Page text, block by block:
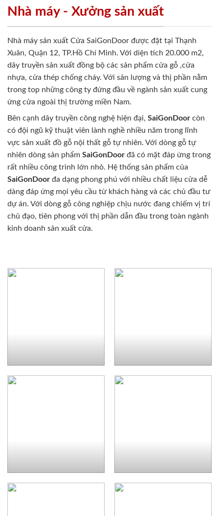
Nhà máy - Xưởng sản xuất
Nhà máy sản xuất Cửa SaiGonDoor được đặt tại Thạnh
Xuân, Quận 12, TP.Hồ Chí Minh. Với diện tích 20.000 m2,
dây truyền sản xuất đồng bộ các sản phẩm cửa gỗ ,cửa
nhựa, cửa thép chống cháy. Với sản lượng và thị phần nằm
trong top những công ty đứng đầu về ngành sản xuất cung
ứng cửa ngoài thị trường miền Nam.
Bên cạnh dây truyền công nghệ hiện đại, SaiGonDoor còn
có đội ngũ kỹ thuật viên lành nghề nhiều năm trong lĩnh
vực sản xuất đồ gỗ nội thất gỗ tự nhiên. Với dòng gỗ tự
nhiên dòng sản phẩm SaiGonDoor đã có mặt đáp ứng trong
rất nhiều công trình lớn nhỏ. Hệ thống sản phẩm của
SaiGonDoor đa dạng phong phú với nhiều chất liệu cửa dễ
dàng đáp ứng mọi yêu cầu từ khách hàng và các chủ đầu tư
dự án. Với dòng gỗ công nghiệp chịu nước đang chiếm vị trí
chủ đạo, tiên phong với thị phần dẫn đầu trong toàn ngành
kinh doanh sản xuất cửa.